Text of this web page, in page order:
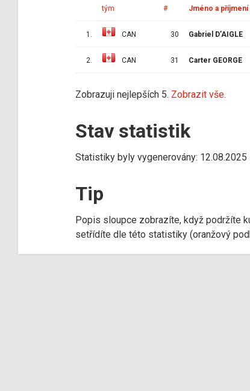
tým # Jméno a příjmení
1. CAN 30 Gabriel D’AIGLE
2. CAN 31 Carter GEORGE
Zobrazuji nejlepších 5. Zobrazit vše.
Stav statistik
Statistiky byly vygenerovány: 12.08.2025
Tip
Popis sloupce zobrazíte, když podržíte
setřídíte dle této statistiky (oranžový